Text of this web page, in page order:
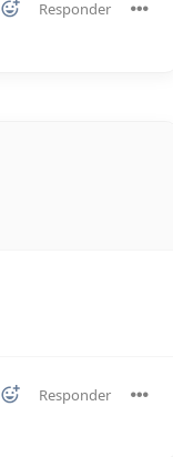
Responder
Responder